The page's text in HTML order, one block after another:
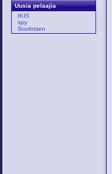
Uusia pelaajia
IKIS
spy
Soolotsen